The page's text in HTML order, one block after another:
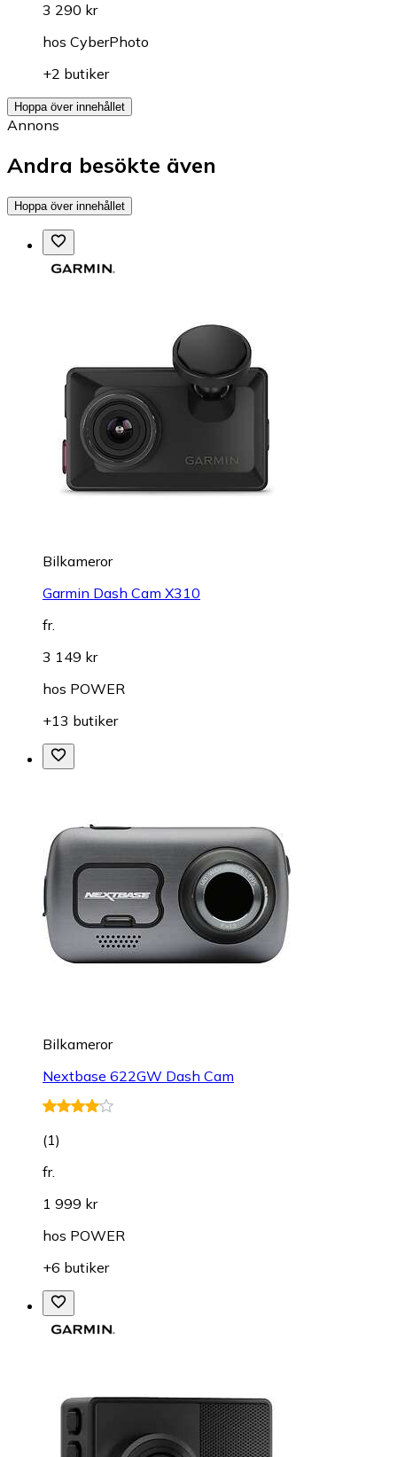
3 290 kr
hos CyberPhoto
+2 butiker
Hoppa över innehållet
Annons
Andra besökte även
Hoppa över innehållet
Bilkameror
Garmin Dash Cam X310
fr.
3 149 kr
hos POWER
+13 butiker
Bilkameror
Nextbase 622GW Dash Cam
(1)
fr.
1 999 kr
hos POWER
+6 butiker